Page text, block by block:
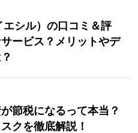
エシル）の口コミ＆評
ービス？メリットやデ
節税になるって本当？
クを徹底解説！